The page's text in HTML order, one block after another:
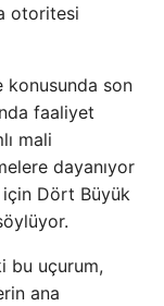
otoritesi
konusunda son
faaliyet
mali
dayanıyor
Dört Büyük
bu uçurum,
ana